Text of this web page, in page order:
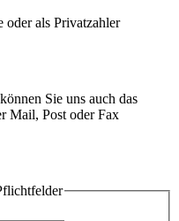
oder als Privatzahler
Sie uns auch das
Mail, Post oder Fax